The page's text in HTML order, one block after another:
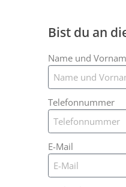
Bist du an
Name und
Telefonnummer
E-Mail